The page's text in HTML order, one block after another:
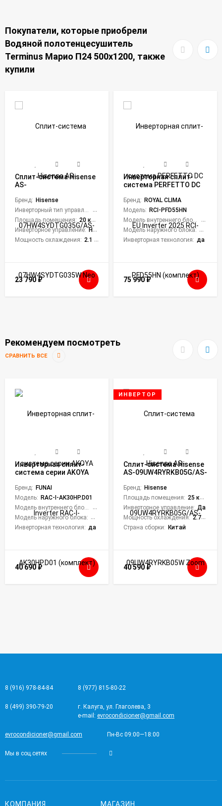
Покупатели, которые приобрели
Водяной полотенцесушитель
Terminus Марио П24 500х1200, также
купили
Сплит-система Hisense
AS-
07HW4SYDTG035W Neo
Premium Classic WI-FI
Ready
Бренд: Hisense
Инверторный тип управления:
Нет
Площадь помещения: 20 кв. м.
Инверторное управление: Нет
Мощность охлаждения: 2.1 кВт
23 790₽
Инверторная сплит-
система PERFETTO DC
PFD55HN (комплект)
Бренд: ROYAL CLIMA
Модель: RCI-PFD55HN
Модель внутреннего блока:
RCI-
Модель наружного блока: RCI-
Инверторная технология: да
75 990₽
Рекомендуем посмотреть
СРАВНИТЬ ВСЕ
Инверторная сплит-
система серии AKOYA
AK30HP.D01 (комплект)
Бренд: FUNAI
Модель: RAC-I-AK30HP.D01
Модель внутреннего блока:
RAC-I-AK30HP.D01/S
Модель наружного блока: RAC-I-AK30HP.D01/U
Инверторная технология: да
40 690 ₽
ИНВЕРТОР
Сплит-система Hisense
AS-09UW4RYRKB05G/AS-
DC Inverter Wi-Fi
Бренд: Hisense
Площадь помещения: 25 кв. м.
Инверторное управление: Да
Мощность охлаждения: 2.75 кВт
Страна сборки: Китай
40 590₽
8 (916) 978-84-84 8 (977) 815-80-22
8 (499) 390-79-20
г. Калуга, ул. Глаголева, 3
e-mail: evrocondicioner@gmail.com
evrocondicioner@gmail.com Пн-Вс 09:00—18:00
Мы в соц.сетях
КОМПАНИЯ МАГАЗИН